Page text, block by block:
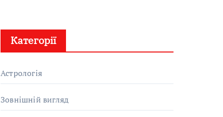
Категорії
Астрологія
Зовнішній вигляд